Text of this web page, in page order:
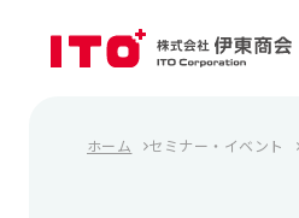
ホーム セミナー・イベント